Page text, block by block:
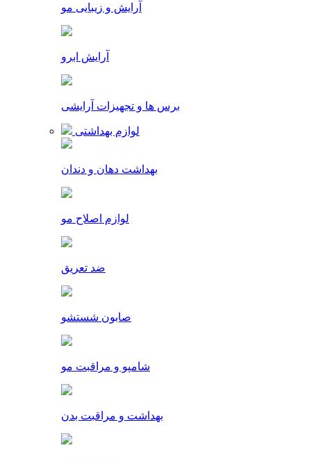
آرایش و زیبایی مو
آرایش ابرو
برس ها و تجهیزات آرایشی
لوازم بهداشتی
بهداشت دهان و دندان
لوازم اصلاح مو
ضد تعریق
صابون شستشو
شامپو و مراقبت مو
بهداشت و مراقبت بدن